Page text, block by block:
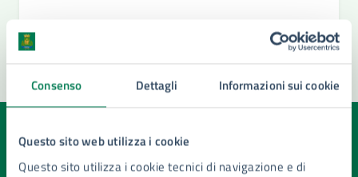
Consenso Dettagli Informazioni sui cookie
Questo sito web utilizza i cookie
Questo sito utilizza i cookie tecnici di navigazione e di
Quanto sono chiare le informazioni su questa
pagina?